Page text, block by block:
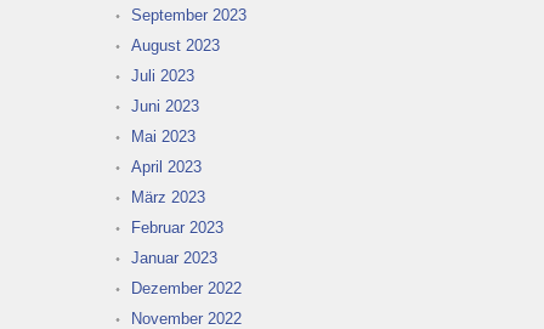
September 2023
August 2023
Juli 2023
Juni 2023
Mai 2023
April 2023
März 2023
Februar 2023
Januar 2023
Dezember 2022
November 2022